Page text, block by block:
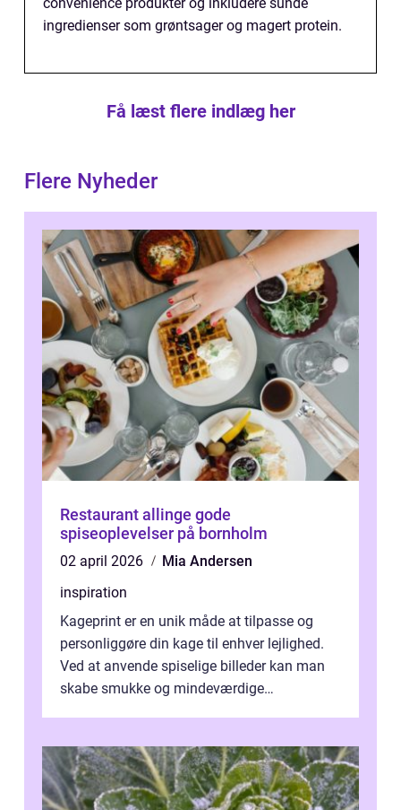
convenience produkter og inkludere sunde
ingredienser som grøntsager og magert protein.
Få læst flere indlæg her
Flere Nyheder
Restaurant allinge gode
spiseoplevelser på bornholm
02 april 2026
Mia Andersen
inspiration
Kageprint er en unik måde at tilpasse og
personliggøre din kage til enhver lejlighed.
Ved at anvende spiselige billeder kan man
skabe smukke og mindeværdige